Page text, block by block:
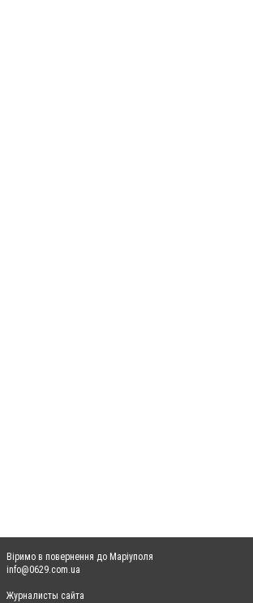
Віримо в повернення до Маріуполя
info@0629.com.ua
Журналисты сайта